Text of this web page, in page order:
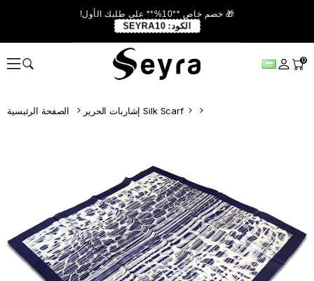
🎁 خصم خاص **10%** على طلبك الأول!
الكود: SEYRA10
0
إشاربات الحرير Silk Scarf